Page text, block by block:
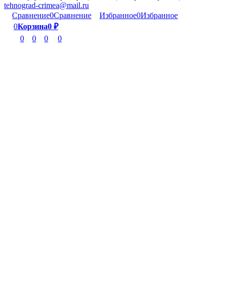
tehnograd-crimea@mail.ru
Сравнение0Сравнение Избранное0Избранное
0Корзина0 ₽
0
0 0 0